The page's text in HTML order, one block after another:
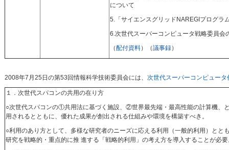
について
5.「サイエンスグリッドNAREGIプログラ
6.次世代スーパーコンピュータ戦略委員会
（配付資料）（議事録）
2008年7月25日の第53回情報科学技術委員会には、 次世代スーパーコンピュー
１．次世代スパコンの共用の在り方
○次世代スパコンの①共用法に基づく施設、②世界最先端・最高性能の計算機、
用されるとともに、優れた成果が創出される仕組みや環境を構築すべき。
○利用のあり方として、多様な研究者のニーズに応える利用（一般的利用）とと
研究を戦略的・重点的に推 進する「戦略的利用」の考え方を導入することが必要